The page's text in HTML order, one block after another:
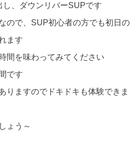
、ダウンリバーSUPです
ので、SUP初心者の方でも初日の
ます
間を味わってみてください
です
りますのでドキドキも体験できま
ょう～